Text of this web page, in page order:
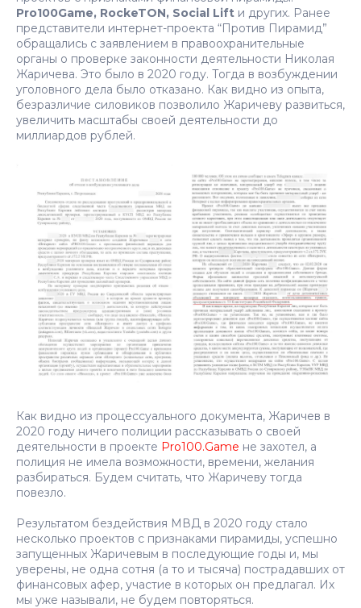
Pro100Game, RockeTON, Social Lift и других. Ранее
представители интернет-проекта “Против Пирамид”
обращались с заявлением в правоохранительные
органы о проверке законности деятельности Николая
Жаричева. Это было в 2020 году. Тогда в возбуждении
уголовного дела было отказано. Как видно из опыта,
безразличие силовиков позволило Жаричеву развиться,
увеличить масштабы своей деятельности до
миллиардов рублей.
Как видно из процессуального документа, Жаричев в
2020 году ничего полиции рассказывать о своей
деятельности в проекте Pro100.Game не захотел, а
полиция не имела возможности, времени, желания
разбираться. Будем считать, что Жаричеву тогда
повезло.
Результатом бездействия МВД в 2020 году стало
несколько проектов с признаками пирамиды, успешно
запущенных Жаричевым в последующие годы и, мы
уверены, не одна сотня (а то и тысяча) пострадавших от
финансовых афер, участие в которых он предлагал. Их
мы уже называли, не будем повторяться.